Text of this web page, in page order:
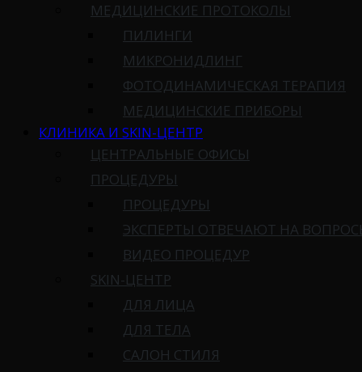
МЕДИЦИНСКИЕ ПРОТОКОЛЫ
ПИЛИНГИ
МИКРОНИДЛИНГ
ФОТОДИНАМИЧЕСКАЯ ТЕРАПИЯ
МЕДИЦИНСКИЕ ПРИБОРЫ
КЛИНИКА И SKIN-ЦЕНТР
ЦЕНТРАЛЬНЫЕ ОФИСЫ
ПРОЦЕДУРЫ
ПРОЦЕДУРЫ
ЭКСПЕРТЫ ОТВЕЧАЮТ НА
ВИДЕО ПРОЦЕДУР
SKIN-ЦЕНТР
ДЛЯ ЛИЦА
ДЛЯ ТЕЛА
САЛОН СТИЛЯ